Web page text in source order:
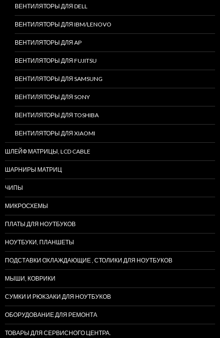
ВЕНТИЛЯТОРЫ ДЛЯ DELL
ВЕНТИЛЯТОРЫ ДЛЯ IBM/LENOVO
ВЕНТИЛЯТОРЫ ДЛЯ AP
ВЕНТИЛЯТОРЫ ДЛЯ FUJITSU
ВЕНТИЛЯТОРЫ ДЛЯ SAMSUNG
ВЕНТИЛЯТОРЫ ДЛЯ SONY
ВЕНТИЛЯТОРЫ ДЛЯ TOSHIBA
ВЕНТИЛЯТОРЫ ДЛЯ XIAOMI
ШЛЕЙФ МАТРИЦЫ, LCD CABLE
ШАРНИРЫ МАТРИЦ
ЧИПЫ
МИКРОСХЕМЫ
ПЛАТЫ ДЛЯ НОУТБУКОВ
НОУТБУКИ, ПЛАНШЕТЫ
ПОДСТАВКИ ОХЛАЖДАЮЩИЕ , СТОЛИКИ ДЛЯ НОУТБУКОВ
МЫШИ, КОВРИКИ
СУМКИ И РЮКЗАКИ ДЛЯ НОУТБУКОВ
ОБОРУДОВАНИЕ ДЛЯ РЕМОНТА
ТОВАРЫ ДЛЯ СЕРВИСНОГО ЦЕНТРА.